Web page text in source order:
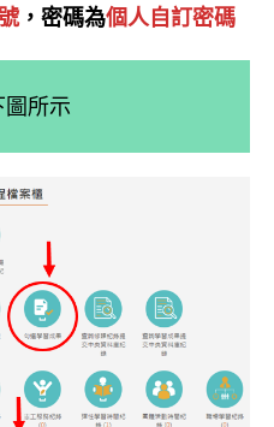
，密碼為個人自訂密碼
所示